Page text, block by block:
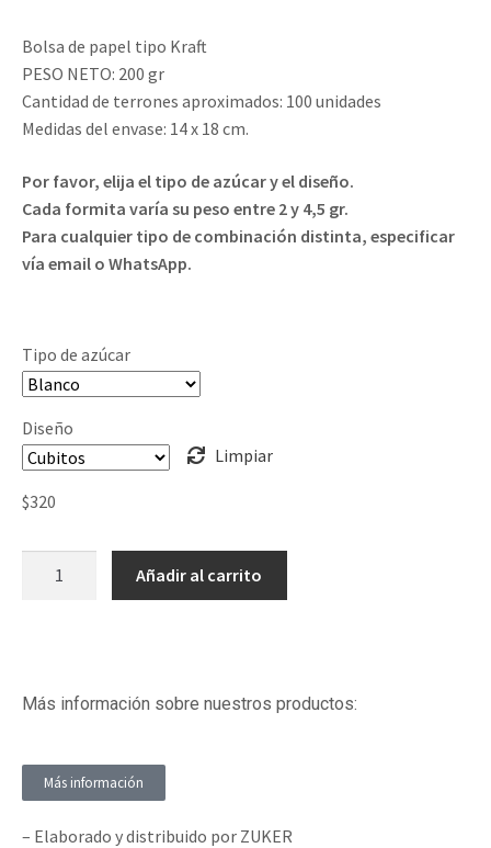
Bolsa de papel tipo Kraft
PESO NETO: 200 gr
Cantidad de terrones aproximados: 100 unidades
Medidas del envase: 14 x 18 cm.
Por favor, elija el tipo de azúcar y el diseño.
Cada formita varía su peso entre 2 y 4,5 gr.
Para cualquier tipo de combinación distinta, especificar
vía email o WhatsApp.
Tipo de azúcar
Diseño
Limpiar
$320
Añadir al carrito
Más información sobre nuestros productos:
Más información
– Elaborado y distribuido por ZUKER